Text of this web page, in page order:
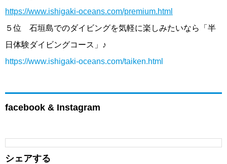
https://www.ishigaki-oceans.com/premium.html
５位 石垣島でのダイビングを気軽に楽しみたいなら「半
日体験ダイビングコース」♪
https://www.ishigaki-oceans.com/taiken.html
facebook & Instagram
シェアする